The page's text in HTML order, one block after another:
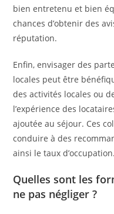
bien entretenu et bien
chances d’obtenir des
réputation.
Enfin, envisager des
locales peut être
des activités locales ou
l’expérience des
ajoutée au séjour. Ces
conduire à des
ainsi le taux d’occupation.
Quelles sont les
ne pas négliger ?